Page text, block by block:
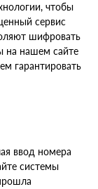
чтобы
сервис
шифровать
на нашем сайте
гарантировать
ввод номера
системы